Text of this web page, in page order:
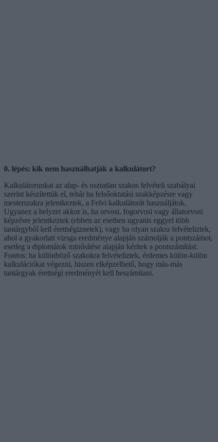
0. lépés: kik nem használhatják a kalkulátort?
Kalkulátorunkat az alap- és osztatlan szakos felvételi szabályai
szerint készítettük el, tehát ha felsőoktatási szakképzésre vagy
mesterszakra jelentkeztek, a Felvi kalkulátorát használjátok.
Ugyanez a helyzet akkor is, ha orvosi, fogorvosi vagy állatorvosi
képzésre jelentkeztek (ebben az esetben ugyanis eggyel több
tantárgyból kell érettségiznetek), vagy ha olyan szakra felvételiztek,
ahol a gyakorlati vizsga eredménye alapján számolják a pontszámot,
esetleg a diplomátok minősítése alapján kéritek a pontszámítást.
Fontos: ha különböző szakokra felvételiztek, érdemes külön-külön
kalkulációkat végezni, hiszen elképzelhető, hogy más-más
tantárgyak érettségi eredményét kell beszámítani.